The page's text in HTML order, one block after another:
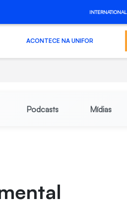
INTERNATIONAL
ACONTECE NA UNIFOR
Podcasts Mídias